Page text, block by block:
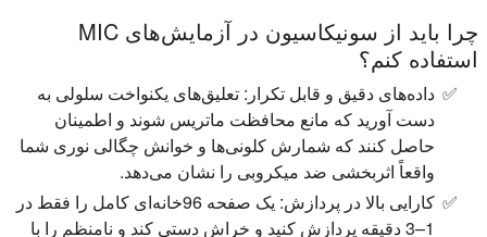
چرا باید از سونیکاسیون در آزمایش‌های MIC
استفاده کنم؟
داده‌های دقیق و قابل تکرار: تعلیق‌های یکنواخت سلولی به
دست آورید که مانع محافظت ماتریس شوند و اطمینان
حاصل کنند که شمارش کلونی‌ها و خوانش چگالی نوری شما
واقعاً اثربخشی ضد میکروبی را نشان می‌دهد.
کارایی بالا در پردازش:
یک صفحه 96‌خانه‌ای کامل را فقط در
1–3 دقیقه پردازش کنید و خراش دستی کند و نامنظم را با